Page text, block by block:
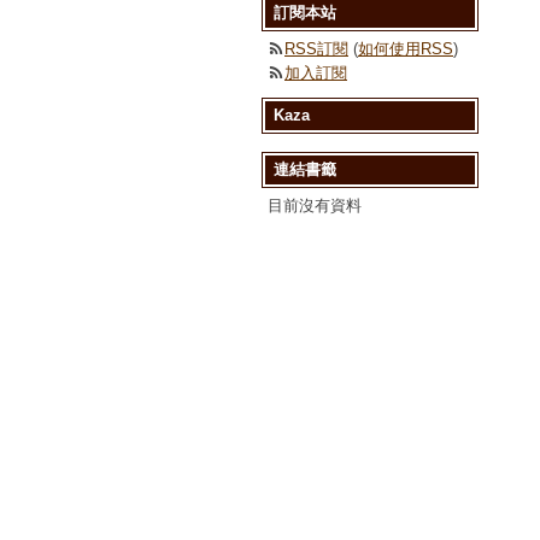
訂閱本站
RSS訂閱 (如何使用RSS)
加入訂閱
Kaza
連結書籤
目前沒有資料